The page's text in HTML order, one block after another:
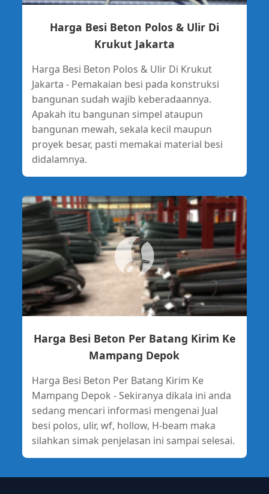
Harga Besi Beton Polos & Ulir Di
Krukut Jakarta
Harga Besi Beton Polos & Ulir Di Krukut
Jakarta - Pemakaian besi pada konstruksi
bangunan sudah wajib keberadaannya.
Apakah itu bangunan simpel ataupun
bangunan mewah, sekala kecil maupun
proyek besar, pasti memakai material besi
didalamnya.
Harga Besi Beton Per Batang Kirim Ke
Mampang Depok
Harga Besi Beton Per Batang Kirim Ke
Mampang Depok - Sekiranya dikala ini anda
sedang mencari informasi mengenai Jual
besi polos, ulir, wf, hollow, H-beam maka
silahkan simak penjelasan ini sampai selesai.